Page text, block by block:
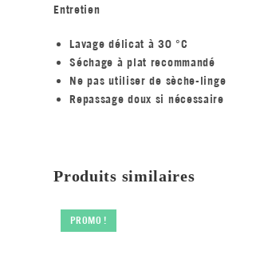
Entretien
Lavage délicat à 30 °C
Séchage à plat recommandé
Ne pas utiliser de sèche-linge
Repassage doux si nécessaire
Produits similaires
PROMO !